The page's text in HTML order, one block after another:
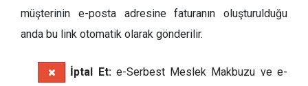
müşterinin e-posta adresine faturanın oluşturulduğu
anda bu link otomatik olarak gönderilir.
İptal Et:e-Serbest Meslek Makbuzu ve e-